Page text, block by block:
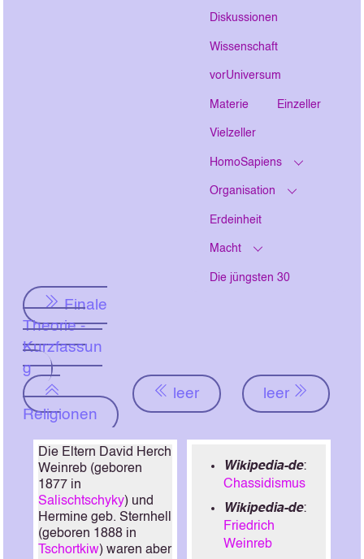
Diskussionen
Wissenschaft
vorUniversum
Materie Einzeller
Vielzeller
HomoSapiens
Organisation
Erdeinheit
Macht
Die jüngsten 30
Finale
Theorie -
Kurzfassun
g
Religionen
leer leer
Die Eltern David Herch
Weinreb (geboren
1877 in
Salischtschyky) und
Hermine geb. Sternhell
(geboren 1888 in
Tschortkiw) waren aber
Wikipedia-de:
Chassidismus
Wikipedia-de:
Friedrich
Weinreb